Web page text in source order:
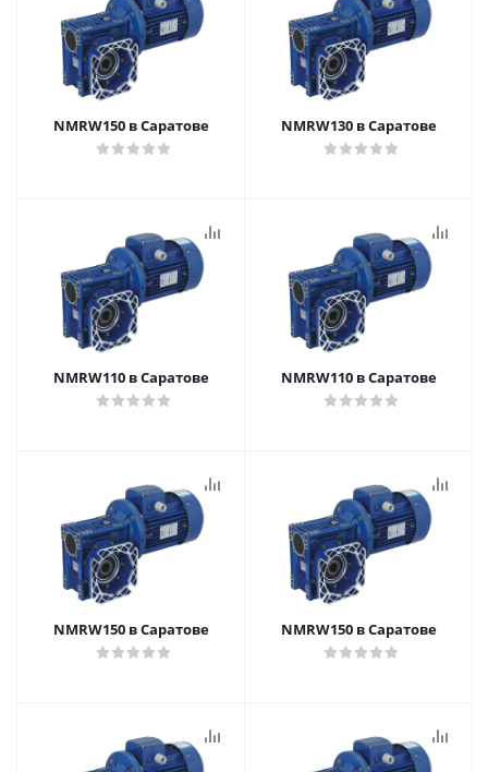
NMRW150 в Саратове NMRW130 в Саратове
NMRW110 в Саратове NMRW110 в Саратове
NMRW150 в Саратове NMRW150 в Саратове